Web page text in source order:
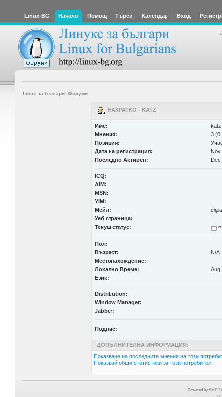
Linux-BG Начало Помощ Търси Календар Вход
Linux за българи: Форуми
НАКРАТКО - KATZ
Име:
katz
Мнения:
3
Позиция:
Дата на регистрация:
Nov
Последно Активен:
Dec
ICQ:
AIM:
MSN:
YIM:
Мейл:
Уеб страница:
Текущ статус:
Пол:
Възраст:
N/A
Местонахождение:
Локално Време:
Aug
Език:
Distribution:
Window Manager:
Jabber:
Подпис:
ДОПЪЛНИТЕЛНА ИНФОРМАЦИЯ:
Показване на последните мнения на този
Показвай общи статистики за този потребител.
Powered by SMF